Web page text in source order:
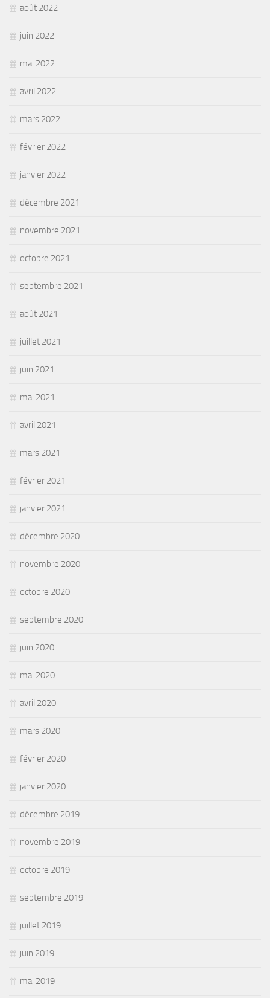
août 2022
juin 2022
mai 2022
avril 2022
mars 2022
février 2022
janvier 2022
décembre 2021
novembre 2021
octobre 2021
septembre 2021
août 2021
juillet 2021
juin 2021
mai 2021
avril 2021
mars 2021
février 2021
janvier 2021
décembre 2020
novembre 2020
octobre 2020
septembre 2020
juin 2020
mai 2020
avril 2020
mars 2020
février 2020
janvier 2020
décembre 2019
novembre 2019
octobre 2019
septembre 2019
juillet 2019
juin 2019
mai 2019